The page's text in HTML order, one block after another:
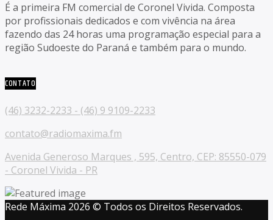
É a primeira FM comercial de Coronel Vivida. Composta
por profissionais dedicados e com vivência na área
fazendo das 24 horas uma programação especial para a
região Sudoeste do Paraná e também para o mundo.
CONTATO
(46) 3232-2233 - (46) 9 9109-2233
contato@radiomaxima.fm
Avenida Generoso Marques , 595, Centro, CEP: 85550-079
- Coronel Vivida - PR
Rede Máxima 2026 © Todos os Direitos Reservados.